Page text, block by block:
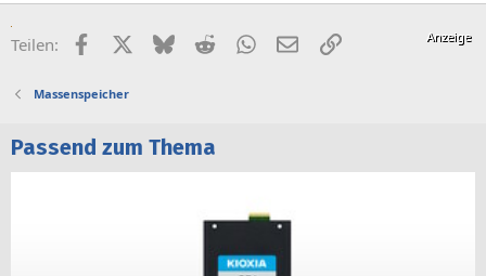
Teilen: FacebookX (Twitter)
BlueskyRedditWhatsApp
E-MailLink
Massenspeicher
Passend zum Thema